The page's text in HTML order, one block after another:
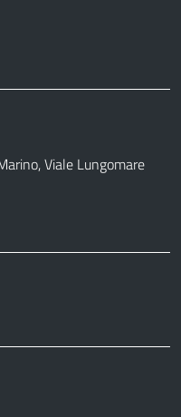
Viale Lungomare